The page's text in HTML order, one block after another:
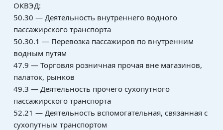
ОКВЭД:
50.30 — Деятельность внутреннего водного
пассажирского транспорта
50.30.1 — Перевозка пассажиров по внутренним
водным путям
47.9 — Торговля розничная прочая вне магазинов,
палаток, рынков
49.3 — Деятельность прочего сухопутного
пассажирского транспорта
52.21 — Деятельность вспомогательная, связанная с
сухопутным транспортом